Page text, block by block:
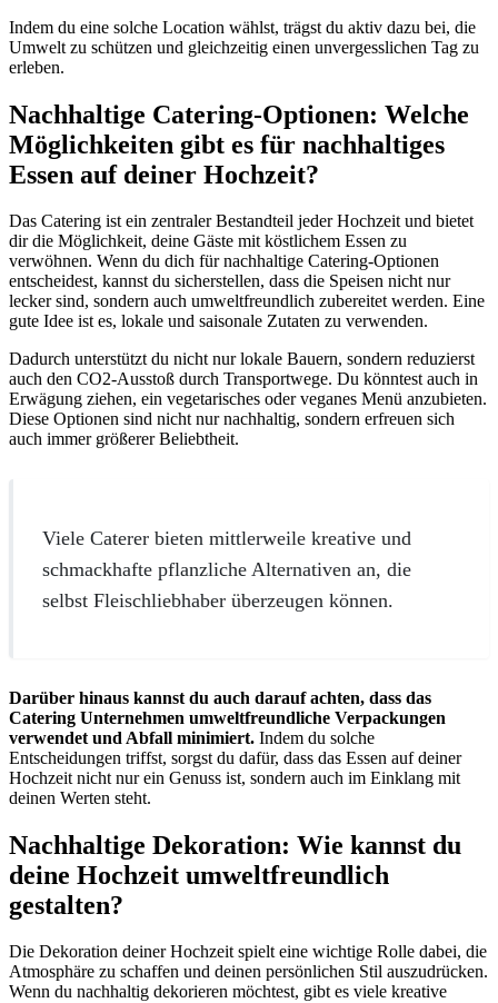
Indem du eine solche Location wählst, trägst du aktiv dazu bei, die
Umwelt zu schützen und gleichzeitig einen unvergesslichen Tag zu
erleben.
Nachhaltige Catering-Optionen: Welche
Möglichkeiten gibt es für nachhaltiges
Essen auf deiner Hochzeit?
Das Catering ist ein zentraler Bestandteil jeder Hochzeit und bietet
dir die Möglichkeit, deine Gäste mit köstlichem Essen zu
verwöhnen. Wenn du dich für nachhaltige Catering-Optionen
entscheidest, kannst du sicherstellen, dass die Speisen nicht nur
lecker sind, sondern auch umweltfreundlich zubereitet werden. Eine
gute Idee ist es, lokale und saisonale Zutaten zu verwenden.
Dadurch unterstützt du nicht nur lokale Bauern, sondern reduzierst
auch den CO2-Ausstoß durch Transportwege. Du könntest auch in
Erwägung ziehen, ein vegetarisches oder veganes Menü anzubieten.
Diese Optionen sind nicht nur nachhaltig, sondern erfreuen sich
auch immer größerer Beliebtheit.
Viele Caterer bieten mittlerweile kreative und
schmackhafte pflanzliche Alternativen an, die
selbst Fleischliebhaber überzeugen können.
Darüber hinaus kannst du auch darauf achten, dass das
Catering Unternehmen umweltfreundliche Verpackungen
verwendet und Abfall minimiert. Indem du solche
Entscheidungen triffst, sorgst du dafür, dass das Essen auf deiner
Hochzeit nicht nur ein Genuss ist, sondern auch im Einklang mit
deinen Werten steht.
Nachhaltige Dekoration: Wie kannst du
deine Hochzeit umweltfreundlich
gestalten?
Die Dekoration deiner Hochzeit spielt eine wichtige Rolle dabei, die
Atmosphäre zu schaffen und deinen persönlichen Stil auszudrücken.
Wenn du nachhaltig dekorieren möchtest, gibt es viele kreative